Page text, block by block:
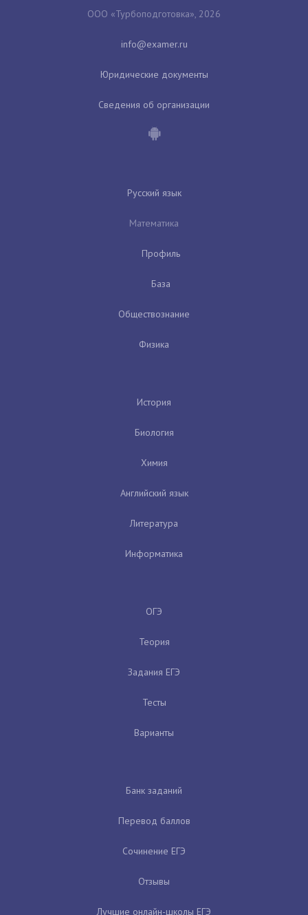
ООО «Турбоподготовка», 2026
Юридические документы
Сведения об организации
Русский язык
Математика
Профиль
База
Обществознание
Физика
История
Биология
Химия
Английский язык
Литература
Информатика
ОГЭ
Теория
Задания ЕГЭ
Тесты
Варианты
Банк заданий
Перевод баллов
Сочинение ЕГЭ
Отзывы
Лучшие онлайн-школы ЕГЭ